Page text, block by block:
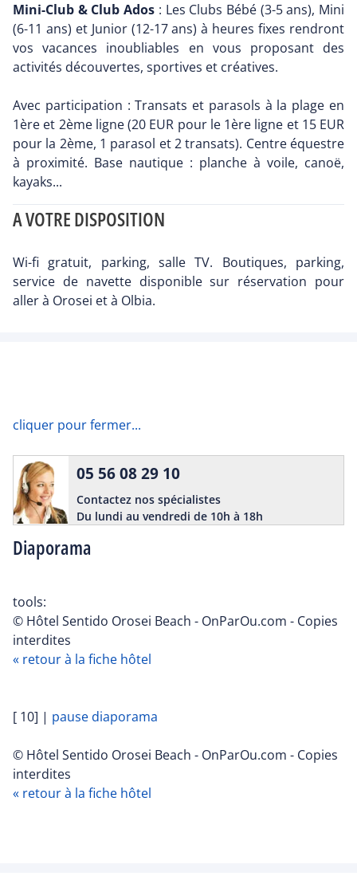
Mini-Club & Club Ados : Les Clubs Bébé (3-5 ans), Mini
(6-11 ans) et Junior (12-17 ans) à heures fixes rendront
vos vacances inoubliables en vous proposant des
activités découvertes, sportives et créatives.
Avec participation : Transats et parasols à la plage en
1ère et 2ème ligne (20 EUR pour le 1ère ligne et 15 EUR
pour la 2ème, 1 parasol et 2 transats). Centre équestre
à proximité. Base nautique : planche à voile, canoë,
kayaks...
A VOTRE DISPOSITION
Wi-fi gratuit, parking, salle TV. Boutiques, parking,
service de navette disponible sur réservation pour
aller à Orosei et à Olbia.
cliquer pour fermer...
Diaporama
05 56 08 29 10
Contactez nos spécialistes
Du lundi au vendredi de 10h à 18h
tools:
© Hôtel Sentido Orosei Beach - OnParOu.com - Copies
interdites
« retour à la fiche hôtel
[ 10] | pause diaporama
© Hôtel Sentido Orosei Beach - OnParOu.com - Copies
interdites
« retour à la fiche hôtel